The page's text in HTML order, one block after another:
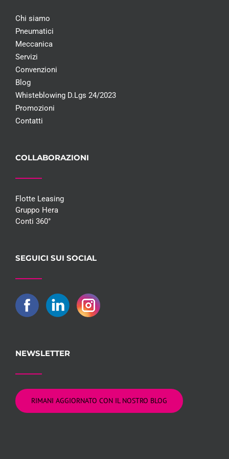
Chi siamo
Pneumatici
Meccanica
Servizi
Convenzioni
Blog
Whisteblowing D.Lgs 24/2023
Promozioni
Contatti
COLLABORAZIONI
Flotte Leasing
Gruppo Hera
Conti 360°
SEGUICI SUI SOCIAL
NEWSLETTER
RIMANI AGGIORNATO CON IL NOSTRO BLOG